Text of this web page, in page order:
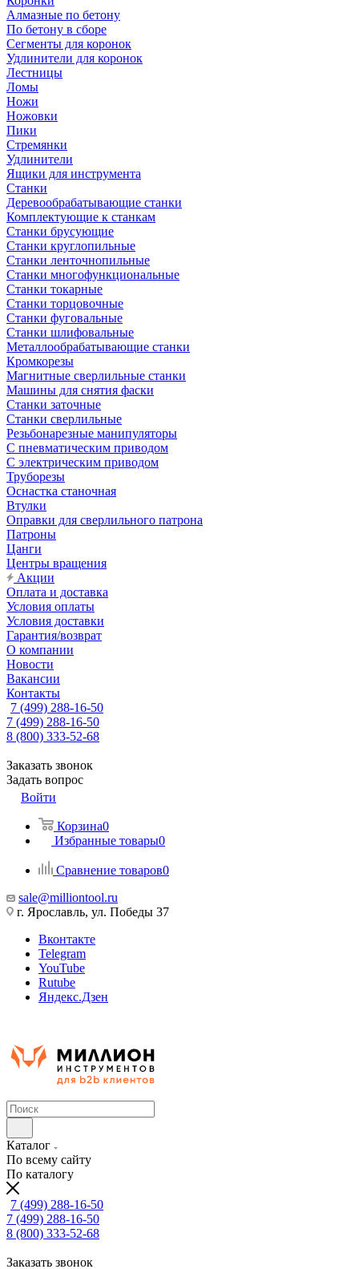
Алмазные по бетону
По бетону в сборе
Сегменты для коронок
Удлинители для коронок
Лестницы
Ломы
Ножи
Ножовки
Пики
Стремянки
Удлинители
Ящики для инструмента
Станки
Деревообрабатывающие станки
Комплектующие к станкам
Станки брусующие
Станки круглопильные
Станки ленточнопильные
Станки многофункциональные
Станки токарные
Станки торцовочные
Станки фуговальные
Станки шлифовальные
Металлообрабатывающие станки
Кромкорезы
Магнитные сверлильные станки
Машины для снятия фаски
Станки заточные
Станки сверлильные
Резьбонарезные манипуляторы
С пневматическим приводом
С электрическим приводом
Труборезы
Оснастка станочная
Втулки
Оправки для сверлильного патрона
Патроны
Цанги
Центры вращения
Акции
Оплата и доставка
Условия оплаты
Условия доставки
Гарантия/возврат
О компании
Новости
Вакансии
Контакты
7 (499) 288-16-50
7 (499) 288-16-50
8 (800) 333-52-68
Заказать звонок
Задать вопрос
Войти
Корзина0
Избранные товары0
Сравнение товаров0
sale@milliontool.ru
г. Ярославль, ул. Победы 37
Вконтакте
Telegram
YouTube
Rutube
Яндекс.Дзен
Каталог
По всему сайту
По каталогу
7 (499) 288-16-50
7 (499) 288-16-50
8 (800) 333-52-68
Заказать звонок